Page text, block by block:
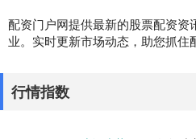
配资门户网提供最新的股票配资资
业。实时更新市场动态，助您抓住
行情指数